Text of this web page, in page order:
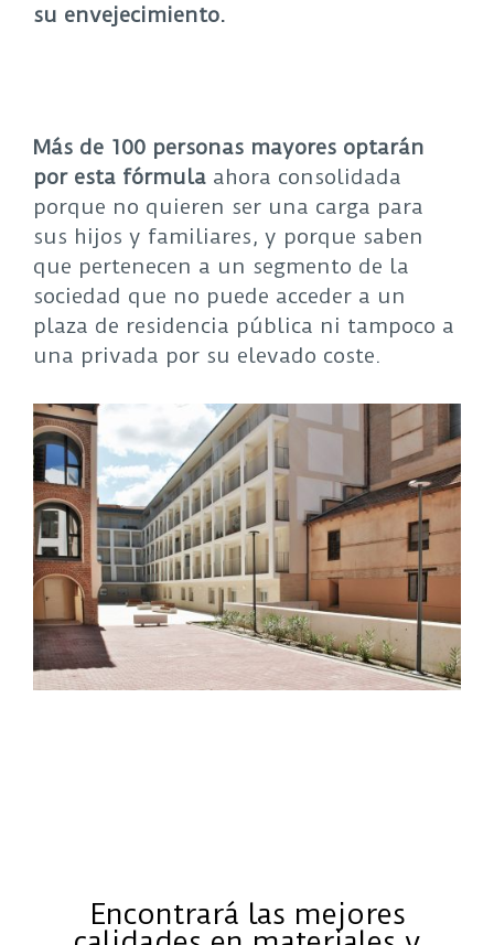
su envejecimiento.
Más de 100 personas mayores optarán
por esta fórmula ahora consolidada
porque no quieren ser una carga para
sus hijos y familiares, y porque saben
que pertenecen a un segmento de la
sociedad que no puede acceder a un
plaza de residencia pública ni tampoco a
una privada por su elevado coste.
Encontrará las mejores